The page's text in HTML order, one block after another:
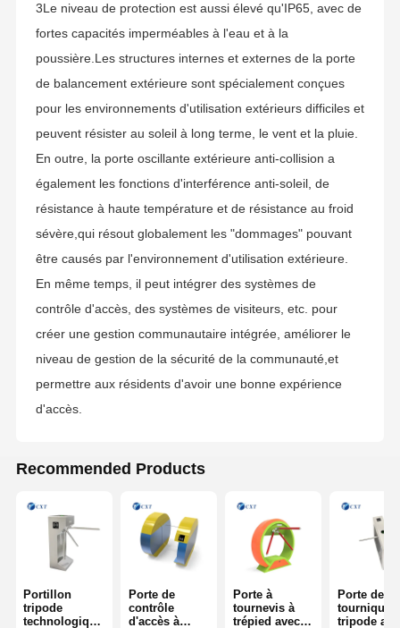
Demandez
Un Devis
Porte de barrière d'oscillation
Créneau de vitesse
Tournevis coulissant en verre
Parties de portes à tournevis
Contrôle d'accès à la porte piétonne
porte de barrière
Équipement de billetterie
Composants de tournevis
3Le niveau de protection est aussi élevé qu'IP65, avec de
fortes capacités imperméables à l'eau et à la
poussière.Les structures internes et externes de la porte
de balancement extérieure sont spécialement conçues
pour les environnements d'utilisation extérieurs difficiles et
peuvent résister au soleil à long terme, le vent et la pluie.
En outre, la porte oscillante extérieure anti-collision a
également les fonctions d'interférence anti-soleil, de
résistance à haute température et de résistance au froid
sévère,qui résout globalement les "dommages" pouvant
être causés par l'environnement d'utilisation extérieure.
En même temps, il peut intégrer des systèmes de
contrôle d'accès, des systèmes de visiteurs, etc. pour
créer une gestion communautaire intégrée, améliorer le
niveau de gestion de la sécurité de la communauté,et
permettre aux résidents d'avoir une bonne expérience
d'accès.
Recommended Products
Portillon
tripode
technologique
Porte de
contrôle
d'accès à
Porte à
tournevis à
trépied avec
Porte de
tourniquet
tripode